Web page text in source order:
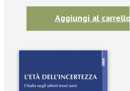
Aggiungi al carrello